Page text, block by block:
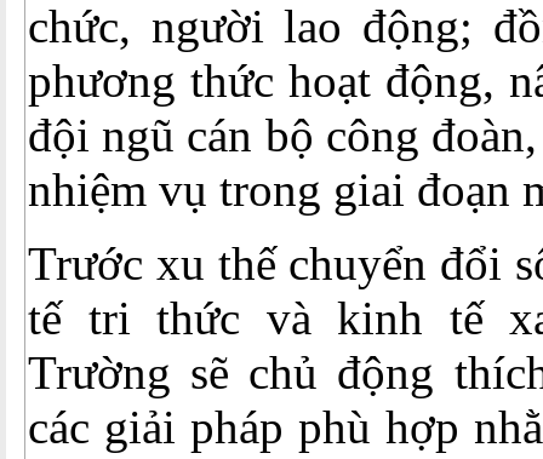
chức, người lao động;
phương thức hoạt động,
đội ngũ cán bộ công
nhiệm vụ trong giai đoạn
Trước xu thế chuyển đổi
tế tri thức và kinh tế
Trường sẽ chủ động
các giải pháp phù hợp